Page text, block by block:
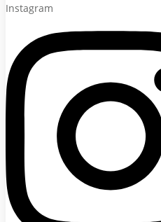
Instagram